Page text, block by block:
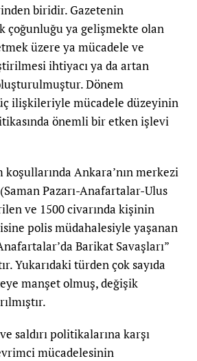
biridir. Gazetenin
çoğunluğu ya gelişmekte olan
üzere ya mücadele ve
ihtiyacı ya da artan
Dönem
ilişkileriyle mücadele düzeyinin
önemli bir etken işlevi
koşullarında Ankara’nın merkezi
Pazarı-Anafartalar-Ulus
ve 1500 civarında kişinin
polis müdahalesiyle yaşanan
Barikat Savaşları”
Yukarıdaki türden çok sayıda
manşet olmuş, değişik
saldırı politikalarına karşı
mücadelesinin